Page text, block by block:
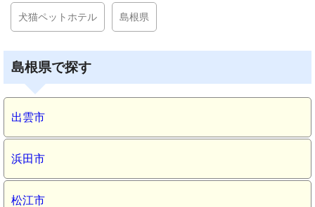
犬猫ペットホテル 島根県
島根県で探す
出雲市
浜田市
松江市